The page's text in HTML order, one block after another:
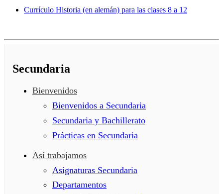
Currículo Historia (en alemán) para las clases 8 a 12
Secundaria
Bienvenidos
Bienvenidos a Secundaria
Secundaria y Bachillerato
Prácticas en Secundaria
Así trabajamos
Asignaturas Secundaria
Departamentos